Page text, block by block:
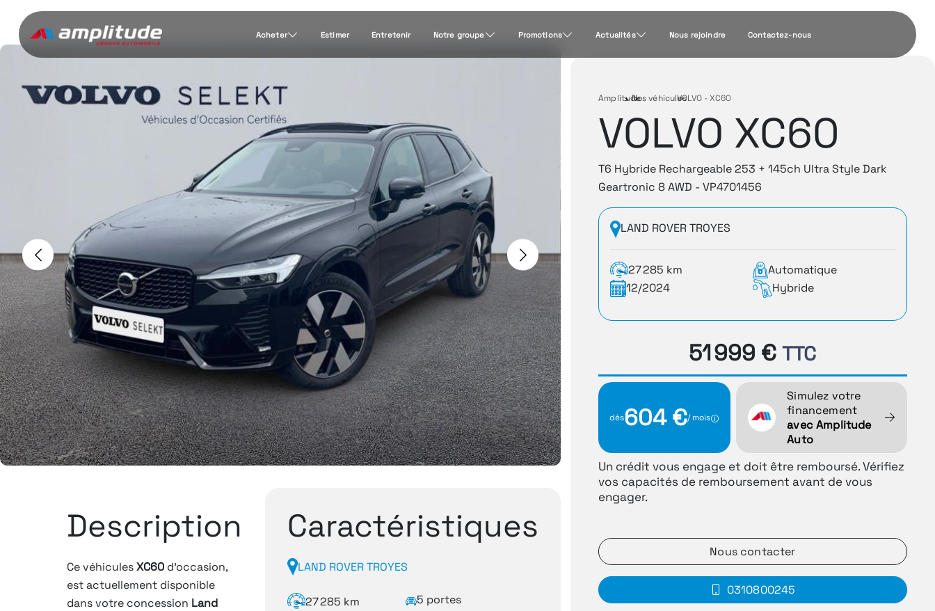
Acheter Estimer Entretenir Notre groupe Promotions Actualités Nous rejoindre Contactez-nous
Previous Next
Amplitude
›
Nos véhicules
›
VOLVO - XC60
VOLVO XC60
T6 Hybride Rechargeable 253 + 145ch Ultra Style Dark
Geartronic 8 AWD - VP4701456
LAND ROVER TROYES
27 285 km
Automatique
12/2024
Hybride
51 999 €TTC
dès604 €/ mois
Simulez votre
financement
avec Amplitude
Auto
Un crédit vous engage et doit être remboursé. Vérifiez
vos capacités de remboursement avant de vous
engager.
Nous contacter
0310800245
Description
Ce véhiculesXC60 d'occasion,
est actuellement disponible
dans votre concession Land
Caractéristiques
LAND ROVER TROYES
27 285 km
5 portes